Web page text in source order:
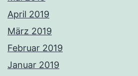
April 2019
März 2019
Februar 2019
Januar 2019